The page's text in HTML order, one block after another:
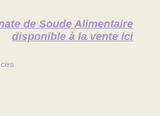
de Soude Alimentaire
disponible à la vente ici